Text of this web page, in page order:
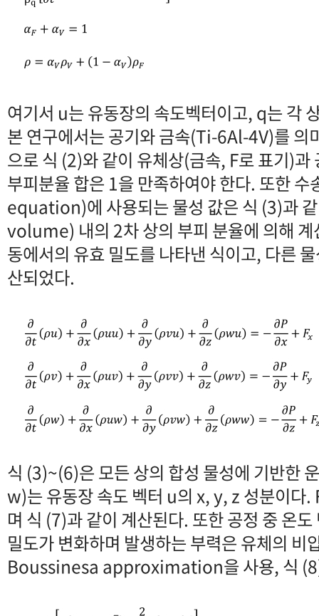
여기서 u는 유동장의 속도벡터이고, q는 각
본 연구에서는 공기와 금속(Ti-6Al-4V)를 의
으로 식 (2)와 같이 유체상(금속, F로 표기)
부피분율 합은 1을 만족하여야 한다. 또한
equation)에 사용되는 물성 값은 식 (3)과
volume) 내의 2차 상의 부피 분율에 의해
동에서의 유효 밀도를 나타낸 식이고, 다른
산되었다.
식 (3)~(6)은 모든 상의 합성 물성에 기반한
w)는 유동장 속도 벡터 u의 x, y, z 성분이다.
며 식 (7)과 같이 계산된다. 또한 공정 중 온
밀도가 변화하며 발생하는 부력은 유체의 비
Boussinesa approximation을 사용, 식